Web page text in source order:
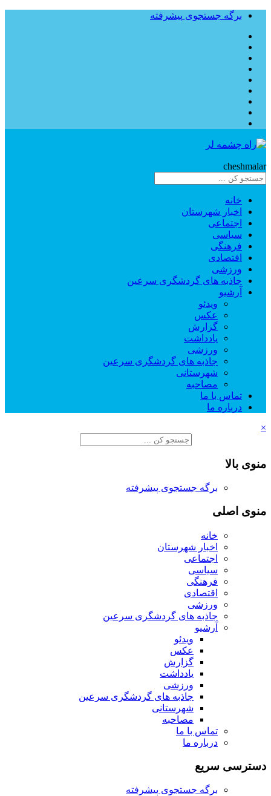
برگه جستجوی پیشرفته
cheshmalar
خانه
اخبار شهرستان
اجتماعی
سیاسی
فرهنگی
اقتصادی
ورزشی
جاذبه های گردشگری سرعین
آرشیو
ویدئو
عکس
گزارش
یادداشت
ورزشی
جاذبه های گردشگری سرعین
شهرستانی
مصاحبه
تماس با ما
درباره ما
×
منوی بالا
برگه جستجوی پیشرفته
منوی اصلی
خانه
اخبار شهرستان
اجتماعی
سیاسی
فرهنگی
اقتصادی
ورزشی
جاذبه های گردشگری سرعین
آرشیو
ویدئو
عکس
گزارش
یادداشت
ورزشی
جاذبه های گردشگری سرعین
شهرستانی
مصاحبه
تماس با ما
درباره ما
دسترسی سریع
برگه جستجوی پیشرفته